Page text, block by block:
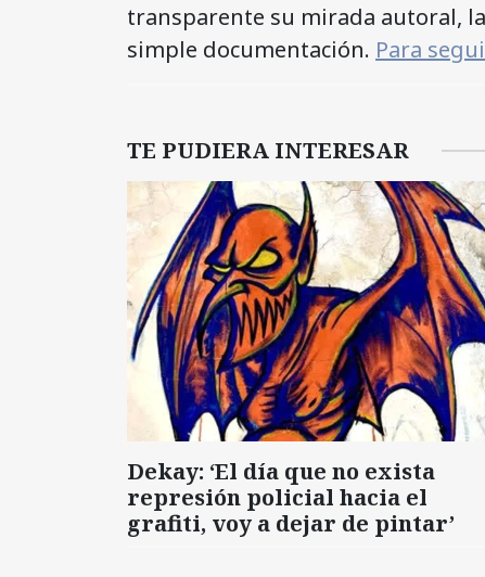
transparente su mirada autoral,
simple documentación. Para
TE PUDIERA INTERESAR
Dekay: ‘El día que no exista
represión policial hacia el
grafiti, voy a dejar de pintar’